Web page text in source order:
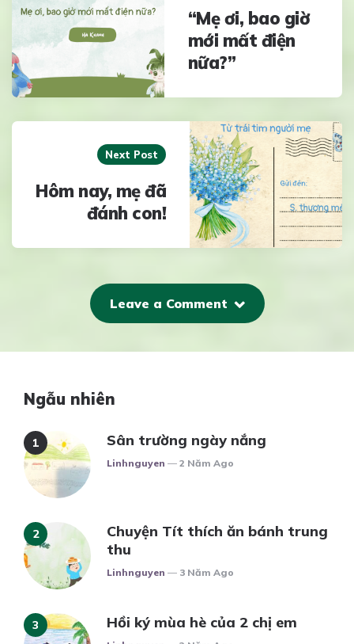
“Mẹ ơi, bao giờ
mới mất điện
nữa?”
Next Post
Hôm nay, mẹ đã
đánh con!
Leave a Comment
Ngẫu nhiên
Sân trường ngày nắng
Posted
Linhnguyen 2 Năm Ago
Chuyện Tít thích ăn bánh trung
thu
Posted
Linhnguyen 3 Năm Ago
Hồi ký mùa hè của 2 chị em